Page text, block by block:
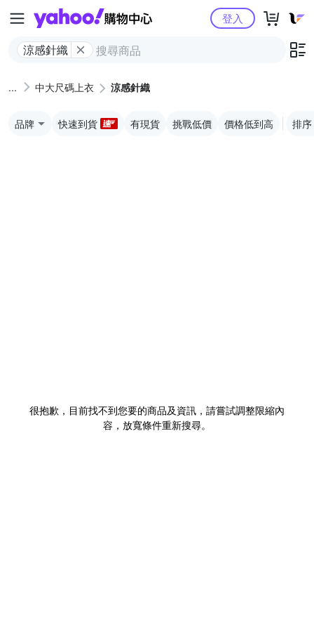
Yahoo購物中心
涼感針織
登入
中大尺碼上衣 涼感針織
品牌 快速到貨 有現貨 挑戰低價 價格低到高 排序
很抱歉，目前找不到您要的商品及資訊，請嘗試調整限縮內
容，放寬條件重新搜尋。